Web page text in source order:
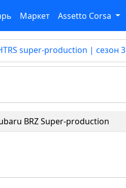
Маркет Assetto Corsa
super-production | сезон 3
BRZ Super-production